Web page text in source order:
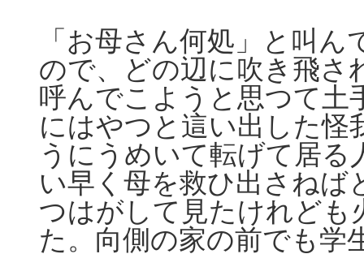
「お母さん何処」と叫
ので、どの辺に吹き飛さ
呼んでこようと思つて土
にはやつと這い出した怪
うにうめいて転げて居
い早く母を救ひ出さねば
つはがして見たけれども
た。向側の家の前でも学